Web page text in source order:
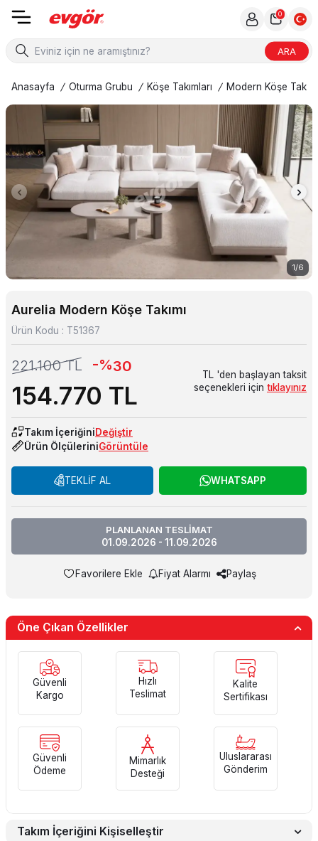
ARA
0
Anasayfa / Oturma Grubu / Köşe Takımları / Modern Köşe
1/6
Aurelia Modern Köşe Takımı
Ürün Kodu : T51367
221.100TL -%30
154.770 TL
TL 'den başlayan taksit
seçenekleri için tıklayınız
Takım İçeriğiniDeğiştir
Ürün ÖlçüleriniGörüntüle
TEKLİF AL WHATSAPP
PLANLANAN TESLİMAT
01.09.2026 - 11.09.2026
Favorilere Ekle Fiyat Alarmı Paylaş
Öne Çıkan Özellikler
Güvenli
Kargo
Hızlı
Teslimat
Kalite
Sertifikası
Güvenli
Ödeme
Mimarlık
Desteği
Uluslararası
Gönderim
Takım İçeriğini Kişiselleştir